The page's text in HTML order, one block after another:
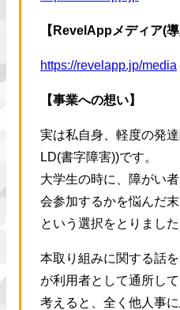
【RevelAppメディア(
https://revelapp.jp/media
【事業への想い】
実は私自身、軽度の発
LD(書字障害))です。
大学生の時に、障がい
会参加するかを悩んだ
という選択をとりました
本取り組みに関する話
が利用者として通所し
考えると、全く他人事